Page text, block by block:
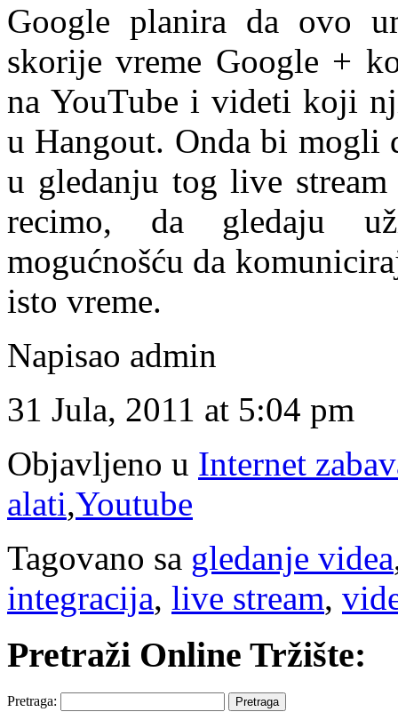
Google planira da ovo
skorije vreme Google +
na YouTube i videti koji
u Hangout. Onda bi mogli
u gledanju tog live
recimo, da gledaju
mogućnošću da
isto vreme.
Napisao admin
31 Jula, 2011 at 5:04 pm
Objavljeno u Internet
alati,Youtube
Tagovano sa gledanje videa
integracija, live stream,
Pretraži Online Tržište:
Pretraga: